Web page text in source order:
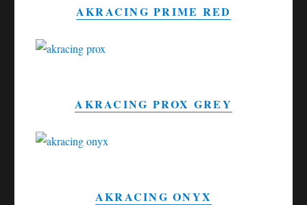
AKRACING PRIME RED
AKRACING PROX GREY
AKRACING ONYX